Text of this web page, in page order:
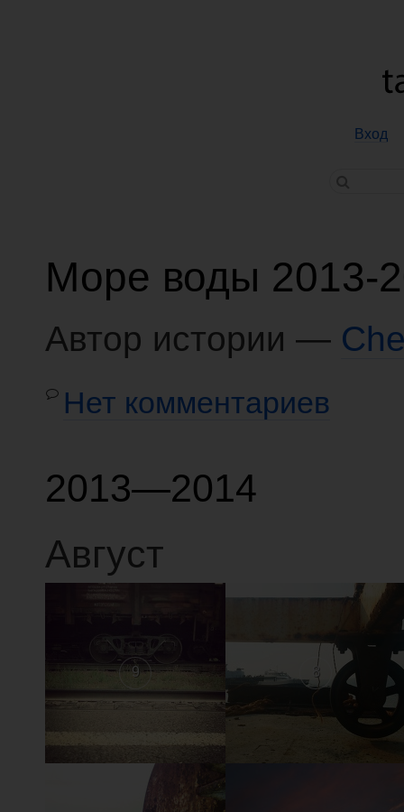
Вход
Море воды 2013-
Автор истории —
Нет комментариев
2013—2014
Август
9 8